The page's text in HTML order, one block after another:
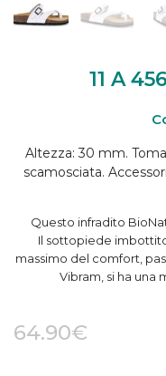
11 A
Altezza: 30 mm.
scamosciata.
Questo infradito
Il sottopiede
massimo del comfort,
Vibram, si ha una
64.90€